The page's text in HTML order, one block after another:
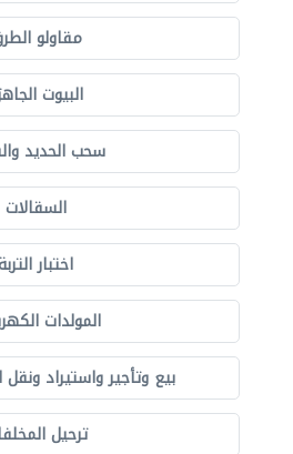
مقاولو
البيوت
سحب الحديد
السقالات
اختبار
المولدات
بيع وتأجير واستيراد
ترحيل